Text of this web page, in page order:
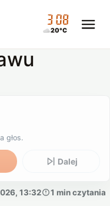
03:08
20°C
głos.
Dalej
13:32
1 min czytania